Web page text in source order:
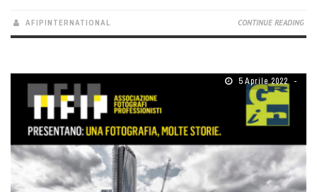
AFIPINTERNATIONAL CONTINUE READING
5 Aprile 2022